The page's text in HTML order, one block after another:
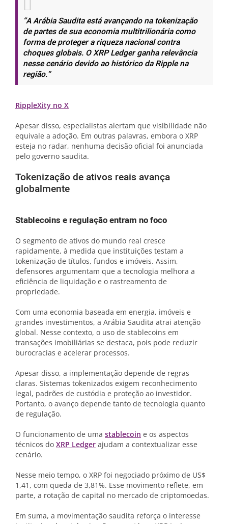
“A Arábia Saudita está avançando na tokenização
de partes de sua economia multitrilionária como
forma de proteger a riqueza nacional contra
choques globais. O XRP Ledger ganha relevância
nesse cenário devido ao histórico da Ripple na
região.”
RippleXity no X
Apesar disso, especialistas alertam que visibilidade não
equivale a adoção. Em outras palavras, embora o XRP
esteja no radar, nenhuma decisão oficial foi anunciada
pelo governo saudita.
Tokenização de ativos reais avança
globalmente
Stablecoins e regulação entram no foco
O segmento de ativos do mundo real cresce
rapidamente, à medida que instituições testam a
tokenização de títulos, fundos e imóveis. Assim,
defensores argumentam que a tecnologia melhora a
eficiência de liquidação e o rastreamento de
propriedade.
Com uma economia baseada em energia, imóveis e
grandes investimentos, a Arábia Saudita atrai atenção
global. Nesse contexto, o uso de stablecoins em
transações imobiliárias se destaca, pois pode reduzir
burocracias e acelerar processos.
Apesar disso, a implementação depende de regras
claras. Sistemas tokenizados exigem reconhecimento
legal, padrões de custódia e proteção ao investidor.
Portanto, o avanço depende tanto de tecnologia quanto
de regulação.
O funcionamento de uma stablecoin e os aspectos
técnicos do XRP Ledger ajudam a contextualizar esse
cenário.
Nesse meio tempo, o XRP foi negociado próximo de US$
1,41, com queda de 3,81%. Esse movimento reflete, em
parte, a rotação de capital no mercado de criptomoedas.
Em suma, a movimentação saudita reforça o interesse